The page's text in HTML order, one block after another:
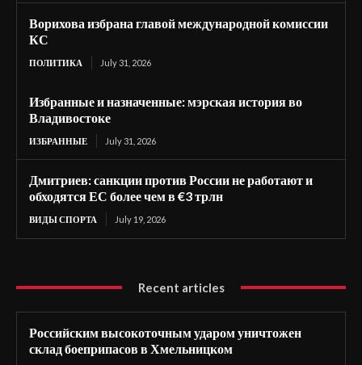
Ворихова избрана главой международной комиссии
КС
ПОЛИТИКА July 31, 2026
Избранные и назначенные: мэрская история во
Владивостоке
ИЗБРАННЫЕ July 31, 2026
Дмитриев: санкции против России не работают и
обходятся ЕС более чем в €3 трлн
ВИДЫ СПОРТА July 19, 2026
Recent articles
Российским высокоточным ударом уничтожен
склад боеприпасов в Хмельницком